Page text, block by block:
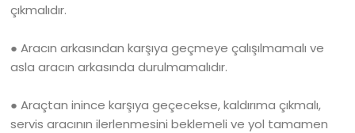
çıkmalıdır.
● Aracın arkasından karşıya geçmeye çalışılmamalı ve
asla aracın arkasında durulmamalıdır.
● Araçtan inince karşıya geçecekse, kaldırıma çıkmalı,
servis aracının ilerlenmesini beklemeli ve yol tamamen